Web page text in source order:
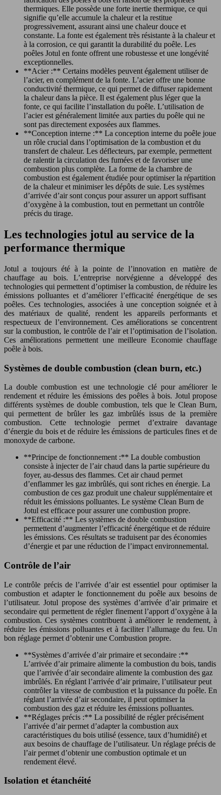
thermiques. Elle possède une forte inertie thermique, ce qui
signifie qu’elle accumule la chaleur et la restitue
progressivement, assurant ainsi une chaleur douce et
constante. La fonte est également très résistante à la chaleur et
à la corrosion, ce qui garantit la durabilité du poêle. Les
poêles Jotul en fonte offrent une robustesse et une longévité
exceptionnelles.
**Acier :** Certains modèles peuvent également utiliser de
l’acier, en complément de la fonte. L’acier offre une bonne
conductivité thermique, ce qui permet de diffuser rapidement
la chaleur dans la pièce. Il est également plus léger que la
fonte, ce qui facilite l’installation du poêle. L’utilisation de
l’acier est généralement limitée aux parties du poêle qui ne
sont pas directement exposées aux flammes.
**Conception interne :** La conception interne du poêle joue
un rôle crucial dans l’optimisation de la combustion et du
transfert de chaleur. Les déflecteurs, par exemple, permettent
de ralentir la circulation des fumées et de favoriser une
combustion plus complète. La forme de la chambre de
combustion est également étudiée pour optimiser la répartition
de la chaleur et minimiser les dépôts de suie. Les systèmes
d’arrivée d’air sont conçus pour assurer un apport suffisant
d’oxygène à la combustion, tout en permettant un contrôle
précis du tirage.
Les technologies jotul au service de la
performance thermique
Jotul a toujours été à la pointe de l’innovation en matière de
chauffage au bois. L’entreprise norvégienne a développé des
technologies qui permettent d’optimiser la combustion, de réduire les
émissions polluantes et d’améliorer l’efficacité énergétique de ses
poêles. Ces technologies, associées à une conception soignée et à
des matériaux de qualité, rendent les appareils performants et
respectueux de l’environnement. Ces améliorations se concentrent
sur la combustion, le contrôle de l’air et l’optimisation de l’isolation.
Ces améliorations permettent une meilleure Economie chauffage
poêle à bois.
Systèmes de double combustion (clean burn, etc.)
La double combustion est une technologie clé pour améliorer le
rendement et réduire les émissions des poêles à bois. Jotul propose
différents systèmes de double combustion, tels que le Clean Burn,
qui permettent de brûler les gaz imbrûlés issus de la première
combustion. Cette technologie permet d’extraire davantage
d’énergie du bois et de réduire les émissions de particules fines et de
monoxyde de carbone.
**Principe de fonctionnement :** La double combustion
consiste à injecter de l’air chaud dans la partie supérieure du
foyer, au-dessus des flammes. Cet air chaud permet
d’enflammer les gaz imbrûlés, qui sont riches en énergie. La
combustion de ces gaz produit une chaleur supplémentaire et
réduit les émissions polluantes. Le système Clean Burn de
Jotul est efficace pour assurer une combustion propre.
**Efficacité :** Les systèmes de double combustion
permettent d’augmenter l’efficacité énergétique et de réduire
les émissions. Ces résultats se traduisent par des économies
d’énergie et par une réduction de l’impact environnemental.
Contrôle de l’air
Le contrôle précis de l’arrivée d’air est essentiel pour optimiser la
combustion et adapter le fonctionnement du poêle aux besoins de
l’utilisateur. Jotul propose des systèmes d’arrivée d’air primaire et
secondaire qui permettent de régler finement l’apport d’oxygène à la
combustion. Ces systèmes contribuent à améliorer le rendement, à
réduire les émissions polluantes et à faciliter l’allumage du feu. Un
bon réglage permet d’obtenir une Combustion propre.
**Systèmes d’arrivée d’air primaire et secondaire :**
L’arrivée d’air primaire alimente la combustion du bois, tandis
que l’arrivée d’air secondaire alimente la combustion des gaz
imbrûlés. En réglant l’arrivée d’air primaire, l’utilisateur peut
contrôler la vitesse de combustion et la puissance du poêle. En
réglant l’arrivée d’air secondaire, il peut optimiser la
combustion des gaz et réduire les émissions polluantes.
**Réglages précis :** La possibilité de régler précisément
l’arrivée d’air permet d’adapter la combustion aux
caractéristiques du bois utilisé (essence, taux d’humidité) et
aux besoins de chauffage de l’utilisateur. Un réglage précis de
l’air permet d’obtenir une combustion optimale et un
rendement élevé.
Isolation et étanchéité